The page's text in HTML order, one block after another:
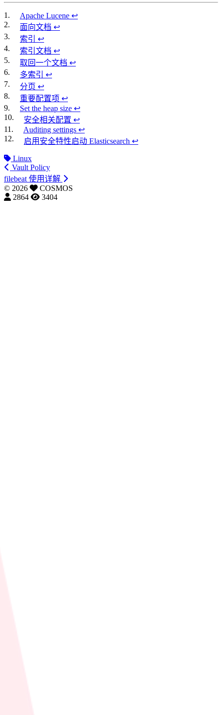
1. Apache Lucene ↩
2.
面向文档 ↩
3.
索引
↩
4.
索引文档 ↩
5.
取回一个文档 ↩
6.
多索引
↩
7.
分页 ↩
8.
重要配置项 ↩
9.
Set the heap size ↩
10.
安全相关配置 ↩
11.
Auditing settings ↩
12.
启用安全特性启动 Elasticsearch ↩
Linux
Vault Policy
filebeat 使用详解
© 2026
COSMOS
2864
3404